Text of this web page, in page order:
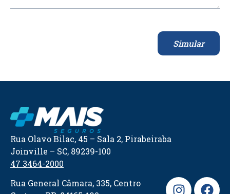
Simular
Rua Olavo Bilac, 45 – Sala 2, Pirabeiraba
Joinville – SC, 89239-100
47 3464-2000
Rua General Câmara, 335, Centro